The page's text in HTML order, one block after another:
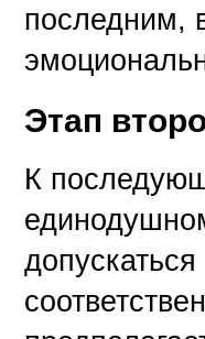
последним,
Этап
К